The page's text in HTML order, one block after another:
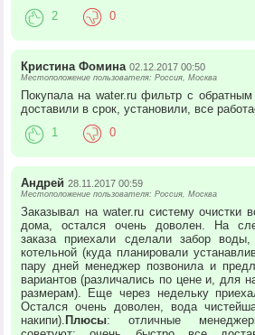
2 0
Кристина Фомина 02.12.2017 00:50
Местоположение пользователя: Россия, Москва
Покупала на water.ru фильтр с
доставили в срок, установили, все
1 0
Андрей 28.11.2017 00:59
Местоположение пользователя: Россия, Москва
Заказывал на water.ru систему очистки
дома, остался очень доволен. На
заказа приехали сделали забор
котельной (куда планировали
пару дней менеджер позвонила и
вариантов (различались по цене и, для
размерам). Еще через недельку
Остался очень доволен, вода
накипи). Плюсы: отличные